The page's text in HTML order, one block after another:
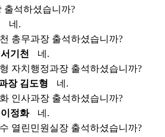
출석하셨습니까?
네.
총무과장 출석하셨습니까?
기천
네.
자치행정과장 출석하셨습니까?
장 김도형
네.
인사과장 출석하셨습니까?
정화
네.
열린민원실장 출석하셨습니까?